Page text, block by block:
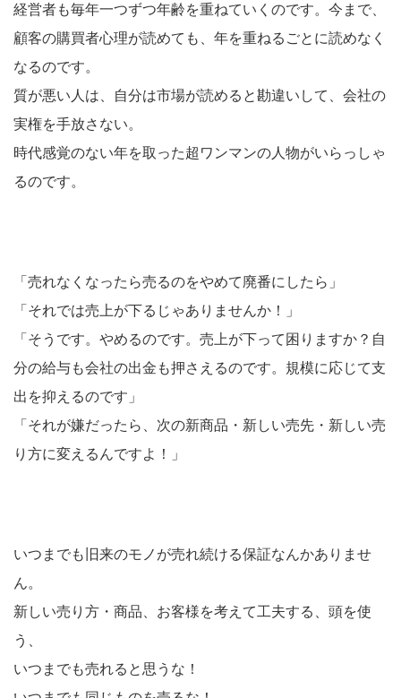
経営者も毎年一つずつ年齢を重ねていくのです。今まで、
顧客の購買者心理が読めても、年を重ねるごとに読めなく
なるのです。
質が悪い人は、自分は市場が読めると勘違いして、会社の
実権を手放さない。
時代感覚のない年を取った超ワンマンの人物がいらっしゃ
るのです。
「売れなくなったら売るのをやめて廃番にしたら」
「それでは売上が下るじゃありませんか！」
「そうです。やめるのです。売上が下って困りますか？自
分の給与も会社の出金も押さえるのです。規模に応じて支
出を抑えるのです」
「それが嫌だったら、次の新商品・新しい売先・新しい売
り方に変えるんですよ！」
いつまでも旧来のモノが売れ続ける保証なんかありませ
ん。
新しい売り方・商品、お客様を考えて工夫する、頭を使
う、
いつまでも売れると思うな！